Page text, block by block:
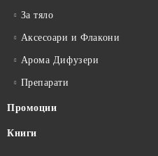
За тяло
Аксесоари и Флакони
Арома Дифузери
Препарати
Промоции
Книги